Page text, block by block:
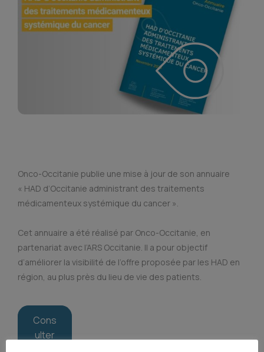
Onco-Occitanie publie une mise à jour de son annuaire
« HAD d’Occitanie administrant des traitements
médicamenteux systémique du cancer ».
Cet annuaire a été réalisé par Onco-Occitanie, en
partenariat avec l’ARS Occitanie. Il a pour objectif
d’améliorer la visibilité de l’offre proposée par les HAD en
région, au plus près du lieu de vie des patients.
Cons
ulter